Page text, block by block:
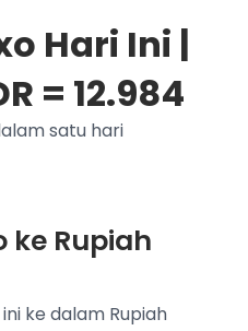
Hari Ini |
= 12.984
satu hari
ke Rupiah
ke dalam Rupiah